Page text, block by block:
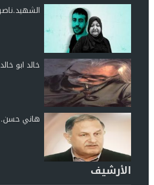
خالد ابو خالد
هاني حسن.
الأرشيف